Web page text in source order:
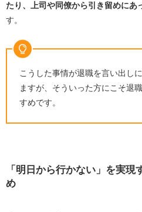
たり、上司や同僚から引き留めにあ
す。
こうした事情が退職を言い出し
ますが、そういった方にこそ退
すめです。
「明日から行かない」を実
め